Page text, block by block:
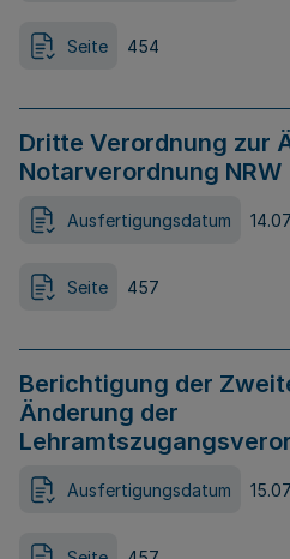
Seite 454
Dritte Verordnung zur
Notarverordnung NRW
Ausfertigungsdatum
Seite 457
Berichtigung der
Änderung der
Ausfertigungsdatum